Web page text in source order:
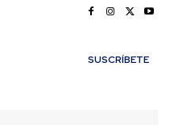
SUSCRÍBETE